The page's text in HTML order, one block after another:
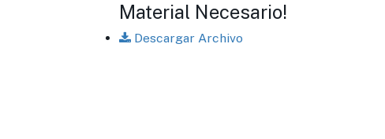
Material Necesario!
Descargar Archivo